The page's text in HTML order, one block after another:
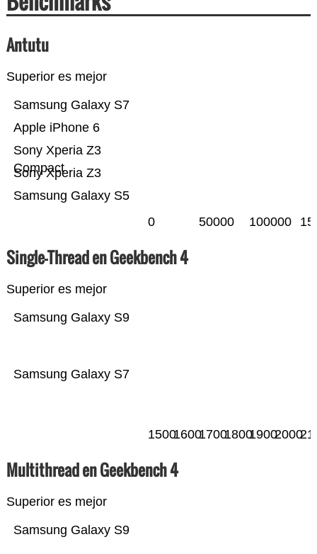
Antutu
Superior es mejor
Samsung Galaxy S5
Sony Xperia Z3
Sony Xperia Z3
Compact
Apple iPhone 6
Samsung Galaxy S7
0 50000 100000
Single-Thread en Geekbench 4
Superior es mejor
Samsung Galaxy S7
Samsung Galaxy S9
150016001700180019002000
Multithread en Geekbench 4
Superior es mejor
Samsung Galaxy S9